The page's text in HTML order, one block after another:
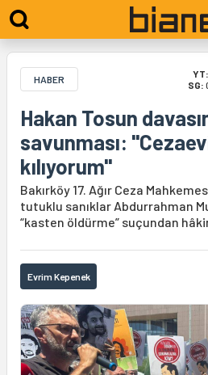
HABER YT:
SG:
Hakan Tosun
savunması:
kılıyorum"
Bakırköy 17. Ağır Ceza
tutuklu sanıklar Abdurrahman
“kasten öldürme” suçundan
Evrim Kepenek